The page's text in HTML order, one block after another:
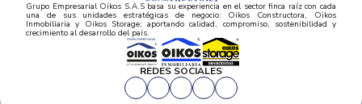
Grupo Empresarial Oikos S.A.S basa su experiencia en el sector finca raíz con cada
una de sus unidades estratégicas de negocio: Oikos Constructora, Oikos
Inmobiliaria y Oikos Storage; aportando calidad, compromiso, sostenibilidad y
crecimiento al desarrollo del país.
REDES SOCIALES